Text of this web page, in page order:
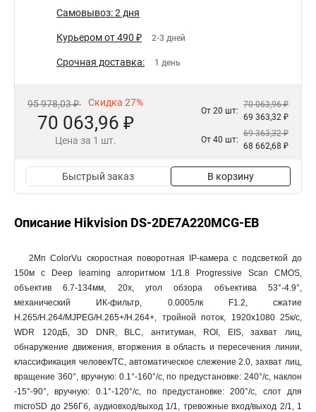
Самовывоз: 2 дня
Курьером от 490 ₽ 2-3 дней
Срочная доставка: 1 день
95 978,03 ₽ Скидка 27%
70 063,96 ₽
Цена за 1 шт.
От 20 шт:
70 063,96 ₽
69 363,32 ₽
От 40 шт:
69 363,32 ₽
68 662,68 ₽
Быстрый заказ В корзину
Описание Hikvision DS-2DE7A220MCG-EB
2Мп ColorVu скоростная поворотная IP-камера c подсветкой до
150м с Deep learning алгоритмом 1/1.8 Progressive Scan CMOS,
объектив 6.7-134мм, 20x, угол обзора объектива 53°-4.9°,
механический ИК-фильтр, 0.0005лк F1.2, сжатие
H.265/H.264/MJPEG/H.265+/H.264+, тройной поток, 1920х1080 25к/с,
WDR 120дБ, 3D DNR, BLC, антитуман, ROI, EIS, захват лиц,
обнаружение движения, вторжения в область и пересечения линии,
классификация человек/ТС, автоматическое слежение 2.0, захват лиц,
вращение 360°, вручную: 0.1°-160°/с, по предустановке: 240°/с, наклон
-15°-90°, вручную: 0.1°-120°/с, по предустановке: 200°/с, слот для
microSD до 256Гб, аудиовход/выход 1/1, тревожные вход/выход 2/1, 1